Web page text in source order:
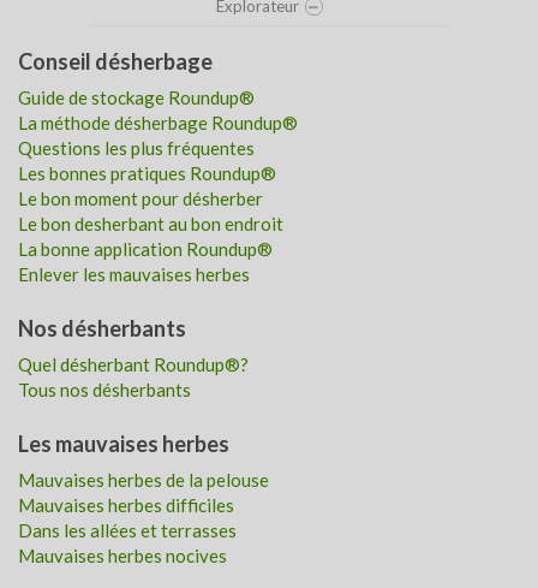
TROIS GRANDS PRINCIPES DE BONNES
PRATIQUES SONT À APPLIQUER POUR
BONNES CONDITIONS DE SÉCURITÉ POUR
VOUS ET L’ENVIRONNEMENT
PRODUIT
Explorateur
Conseil désherbage
Guide de stockage Roundup®
La méthode désherbage Roundup®
Questions les plus fréquentes
Les bonnes pratiques Roundup®
Le bon moment pour désherber
Le bon desherbant au bon endroit
La bonne application Roundup®
Enlever les mauvaises herbes
Nos désherbants
Quel désherbant Roundup®?
Tous nos désherbants
Les mauvaises herbes
Mauvaises herbes de la pelouse
Mauvaises herbes difficiles
Dans les allées et terrasses
Mauvaises herbes nocives